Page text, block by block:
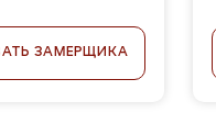
ЗАМЕРЩИКА